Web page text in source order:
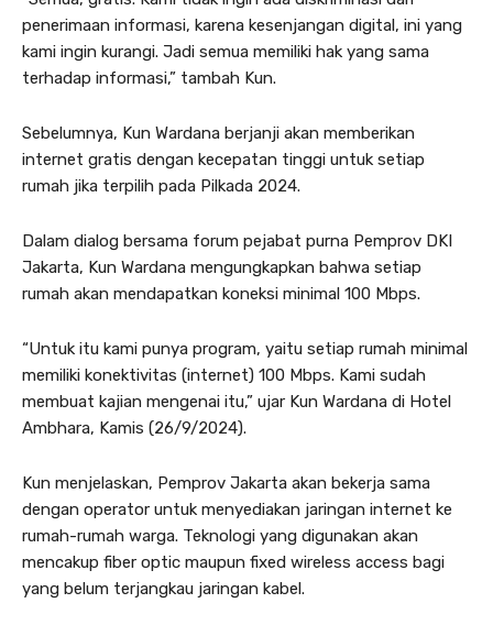
penerimaan informasi, karena kesenjangan digital, ini yang
kami ingin kurangi. Jadi semua memiliki hak yang sama
terhadap informasi,” tambah Kun.
Sebelumnya, Kun Wardana berjanji akan memberikan
internet gratis dengan kecepatan tinggi untuk setiap
rumah jika terpilih pada Pilkada 2024.
Dalam dialog bersama forum pejabat purna Pemprov DKI
Jakarta, Kun Wardana mengungkapkan bahwa setiap
rumah akan mendapatkan koneksi minimal 100 Mbps.
“Untuk itu kami punya program, yaitu setiap rumah minimal
memiliki konektivitas (internet) 100 Mbps. Kami sudah
membuat kajian mengenai itu,” ujar Kun Wardana di Hotel
Ambhara, Kamis (26/9/2024).
Kun menjelaskan, Pemprov Jakarta akan bekerja sama
dengan operator untuk menyediakan jaringan internet ke
rumah-rumah warga. Teknologi yang digunakan akan
mencakup fiber optic maupun fixed wireless access bagi
yang belum terjangkau jaringan kabel.